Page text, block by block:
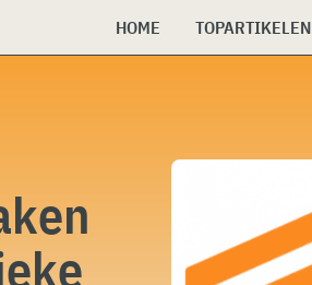
HOME TOPARTIKELEN